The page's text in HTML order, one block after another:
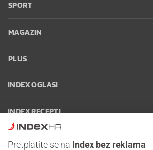
SPORT
MAGAZIN
PLUS
INDEX OGLASI
INDEX RECEPTI
Pretplatite se na Index bez reklama